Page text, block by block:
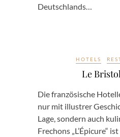
Deutschlands…
HOTELS
Le
Die französische
nur mit illustrer
Lage, sondern auch
Frechons „L’Épicure“